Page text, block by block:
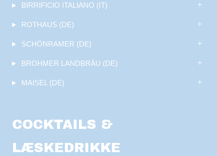
BIRRIFICIO ITALIANO (IT)
ROTHAUS (DE)
SCHÖNRAMER (DE)
BROHMER LANDBRÄU (DE)
MAISEL (DE)
COCKTAILS &
LÆSKEDRIKKE